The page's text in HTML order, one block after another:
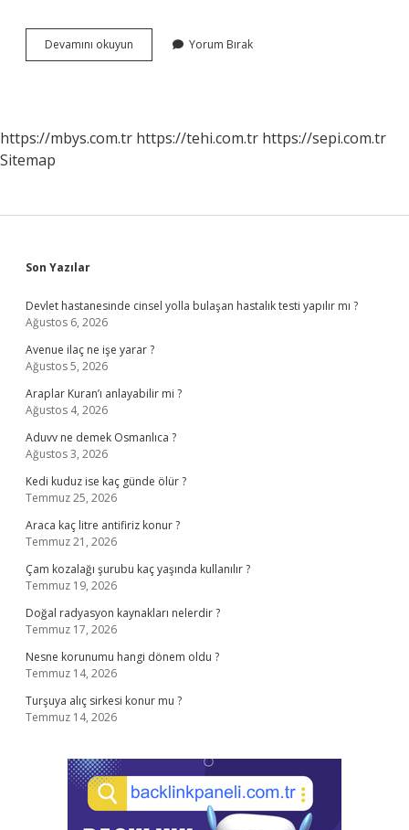
Devamını okuyun
Etmiş
Yorum Bırak
https://mbys.com.tr https://tehi.com.tr https://sepi.com.tr
Sitemap
Sidebar
Son Yazılar
Devlet hastanesinde cinsel yolla bulaşan hastalık testi yapılır mı ?
Ağustos 6, 2026
Avenue ilaç ne işe yarar ?
Ağustos 5, 2026
Araplar Kuran’ı anlayabilir mi ?
Ağustos 4, 2026
Aduvv ne demek Osmanlıca ?
Ağustos 3, 2026
Kedi kuduz ise kaç günde ölür ?
Temmuz 25, 2026
Araca kaç litre antifiriz konur ?
Temmuz 21, 2026
Çam kozalağı şurubu kaç yaşında kullanılır ?
Temmuz 19, 2026
Doğal radyasyon kaynakları nelerdir ?
Temmuz 17, 2026
Nesne korunumu hangi dönem oldu ?
Temmuz 14, 2026
Turşuya alıç sirkesi konur mu ?
Temmuz 14, 2026